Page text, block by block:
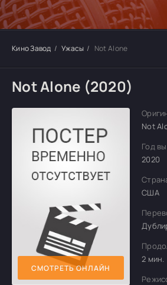
Кино Завод Ужасы Not Alone
Not Alone (2020)
СМОТРЕТЬ ОНЛАЙН
Not
Год
2020
США
2 мин.